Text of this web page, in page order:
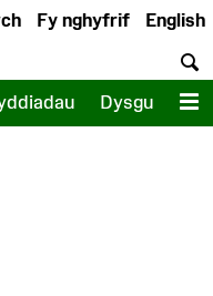
English
Fy nghyfrif
Dysgu